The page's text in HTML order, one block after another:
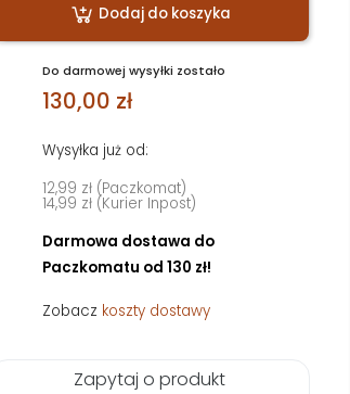
Dodaj do koszyka
Do darmowej wysyłki zostało
130,00 zł
Wysyłka już od:
12,99 zł (Paczkomat)
14,99 zł (Kurier Inpost)
Darmowa dostawa do
Paczkomatu od 130 zł!
Zobacz koszty dostawy
Zapytaj o produkt